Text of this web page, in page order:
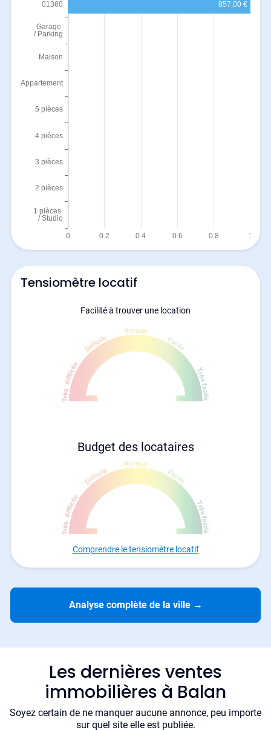
Tensiomètre locatif
Facilité à trouver une location
Budget des locataires
Comprendre le tensiomètre locatif
Analyse complète de la ville →
Les dernières ventes
immobilières à Balan
Soyez certain de ne manquer aucune annonce, peu importe
sur quel site elle est publiée.